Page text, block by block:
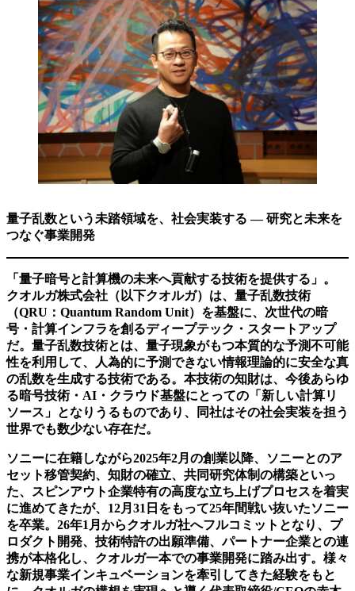
量子乱数という未踏領域を、社会実装する ― 研究と未来を
つなぐ事業開発
「量子暗号と計算機の未来へ貢献する技術を提供する」。
クオルガ株式会社（以下クオルガ）は、量子乱数技術
（QRU：Quantum Random Unit）を基盤に、次世代の暗
号・計算インフラを創るディープテック・スタートアップ
だ。量子乱数技術とは、量子現象がもつ本質的な予測不可能
性を利用して、人為的に予測できない情報理論的に安全な真
の乱数を生成する技術である。本技術の知財は、今後あらゆ
る暗号技術・AI・クラウド基盤にとっての「新しい計算リ
ソース」となりうるものであり、同社はその社会実装を担う
世界でも数少ない存在だ。
ソニーに在籍しながら2025年2月の創業以降、ソニーとのア
セット移管契約、知財の確立、共同研究体制の構築といっ
た、スピンアウト企業特有の高度な立ち上げプロセスを着実
に進めてきたが、12月31日をもって25年間戦い抜いたソニー
を卒業。26年1月からクオルガ社へフルコミットとなり、プ
ロダクト開発、技術特許の出願準備、パートナー企業との連
携が本格化し、クオルガ一本での事業開発に踏み出す。様々
な新規事業インキュベーションを牽引してきた経験をもと